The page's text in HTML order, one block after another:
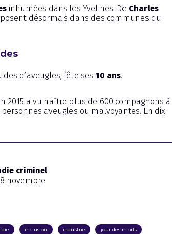
inhumées dans les Yvelines. De Charles
désormais dans des communes du
d’aveugles, fête ses 10 ans.
2015 a vu naître plus de 600 compagnons à
aveugles ou malvoyantes. En dix
criminel
novembre
inclusion industrie jour des morts